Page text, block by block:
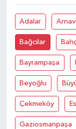
Adalar
Bağcilar
Bayrampaşa
Beyoğlu
Çekmeköy
Gaziosmanpaşa